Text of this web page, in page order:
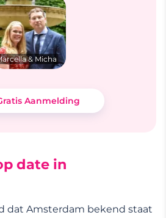
& Micha
Aanmelding
date in
dat Amsterdam bekend staat